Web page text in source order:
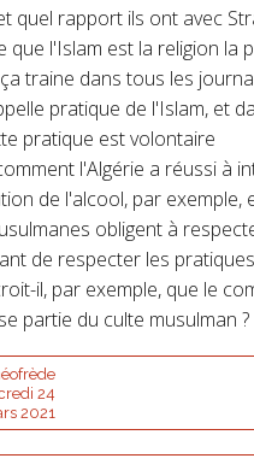
quel rapport ils ont avec
que l'Islam est la religion la
traine dans tous les
pratique de l'Islam, et
pratique est volontaire
l'Algérie a réussi à
de l'alcool, par exemple,
obligent à
de respecter les
il, par exemple, que le
partie du culte musulman ?
24
2021